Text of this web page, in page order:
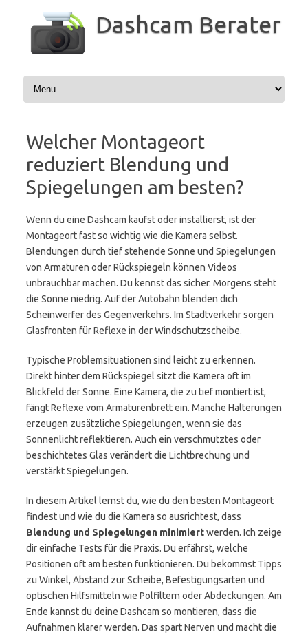
springen
Dashcam Berater
Welcher Montageort
reduziert Blendung und
Spiegelungen am besten?
Wenn du eine Dashcam kaufst oder installierst, ist der
Montageort fast so wichtig wie die Kamera selbst.
Blendungen durch tief stehende Sonne und Spiegelungen
von Armaturen oder Rückspiegeln können Videos
unbrauchbar machen. Du kennst das sicher. Morgens steht
die Sonne niedrig. Auf der Autobahn blenden dich
Scheinwerfer des Gegenverkehrs. Im Stadtverkehr sorgen
Glasfronten für Reflexe in der Windschutzscheibe.
Typische Problemsituationen sind leicht zu erkennen.
Direkt hinter dem Rückspiegel sitzt die Kamera oft im
Blickfeld der Sonne. Eine Kamera, die zu tief montiert ist,
fängt Reflexe vom Armaturenbrett ein. Manche Halterungen
erzeugen zusätzliche Spiegelungen, wenn sie das
Sonnenlicht reflektieren. Auch ein verschmutztes oder
beschichtetes Glas verändert die Lichtbrechung und
verstärkt Spiegelungen.
In diesem Artikel lernst du, wie du den besten Montageort
findest und wie du die Kamera so ausrichtest, dass
Blendung und Spiegelungen minimiertwerden. Ich zeige
dir einfache Tests für die Praxis. Du erfährst, welche
Positionen oft am besten funktionieren. Du bekommst Tipps
zu Winkel, Abstand zur Scheibe, Befestigungsarten und
optischen Hilfsmitteln wie Polfiltern oder Abdeckungen. Am
Ende kannst du deine Dashcam so montieren, dass die
Aufnahmen klarer werden. Das spart Nerven und macht die